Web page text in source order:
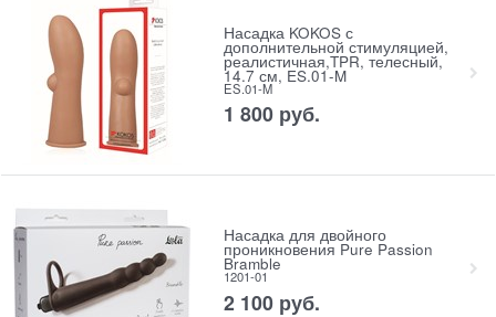
Насадка KOKOS с
дополнительной стимуляцией,
реалистичная,TPR, телесный,
14.7 см, ES.01-M
ES.01-M
1 800 руб.
Насадка для двойного
проникновения Pure Passion
Bramble
1201-01
2 100 руб.